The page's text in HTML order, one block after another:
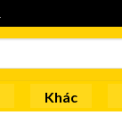
Khác